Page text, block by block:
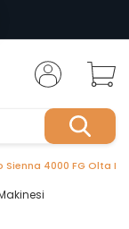
Sienna 4000 FG Olta